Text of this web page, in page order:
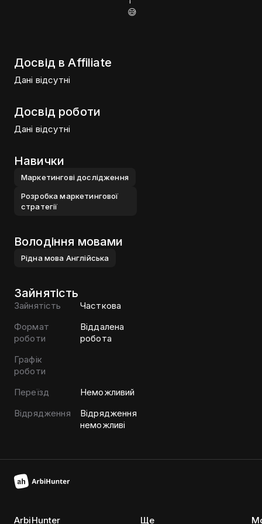
😅
Досвід в Affiliate
Дані відсутні
Досвід роботи
Дані відсутні
Навички
Маркетинговi дослiдження
Розробка маркетингової
стратегiї
Володіння мовами
Рiдна мова Англiйська
Зайнятість
Зайнятість
Часткова
Формат
роботи
Віддалена
робота
Графік
роботи
Переїзд
Неможливий
Відрядження
Відрядження
неможливі
ArbiHunter
Ще